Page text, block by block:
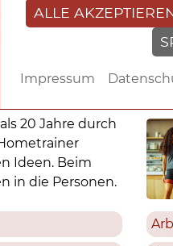
20 Jahre durch
Ideen. Beim
in die Personen.
ALLE
Impressum